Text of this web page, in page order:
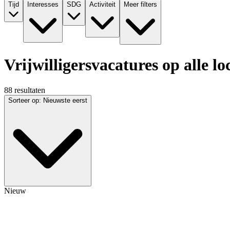
Tijd Interesses SDG Activiteit Meer filters
Vrijwilligersvacatures op alle
88 resultaten
Sorteer op: Nieuwste eerst
Nieuw